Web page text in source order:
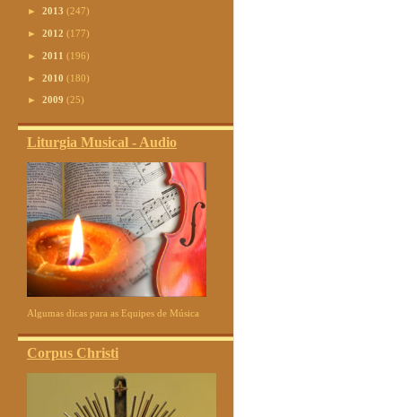
► 2013 (247)
► 2012 (177)
► 2011 (196)
► 2010 (180)
► 2009 (25)
Liturgia Musical - Audio
Algumas dicas para as Equipes de Música
Corpus Christi